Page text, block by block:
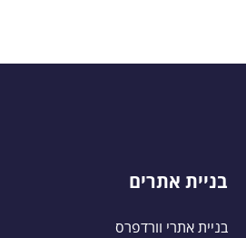
בניית אתרים
בניית אתרי וורדפרס